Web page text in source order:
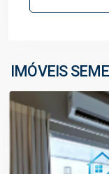
IMÓVEIS
Negra
Manaus